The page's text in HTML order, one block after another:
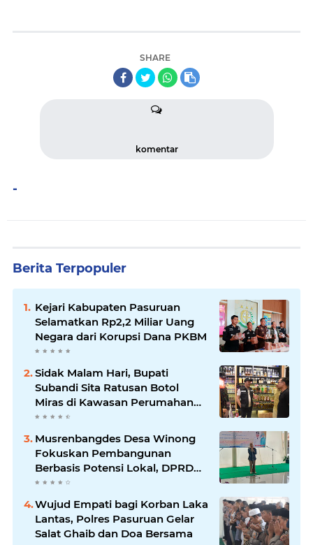
SHARE
komentar
-
Berita Terpopuler
Kejari Kabupaten Pasuruan
Selamatkan Rp2,2 Miliar Uang
Negara dari Korupsi Dana PKBM
Sidak Malam Hari, Bupati
Subandi Sita Ratusan Botol
Miras di Kawasan Perumahan
Sidoarjo
Musrenbangdes Desa Winong
Fokuskan Pembangunan
Berbasis Potensi Lokal, DPRD
Optimistis Meski Dihantam
Efisiensi Anggaran
Wujud Empati bagi Korban Laka
Lantas, Polres Pasuruan Gelar
Salat Ghaib dan Doa Bersama